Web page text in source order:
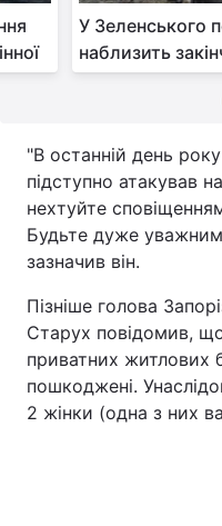
У Зеленського
наблизить
"В останній день
підступно атакував
нехтуйте
Будьте дуже
зазначив він.
Пізніше голова
Старух повідомив,
приватних житлових
пошкоджені.
2 жінки (одна з них